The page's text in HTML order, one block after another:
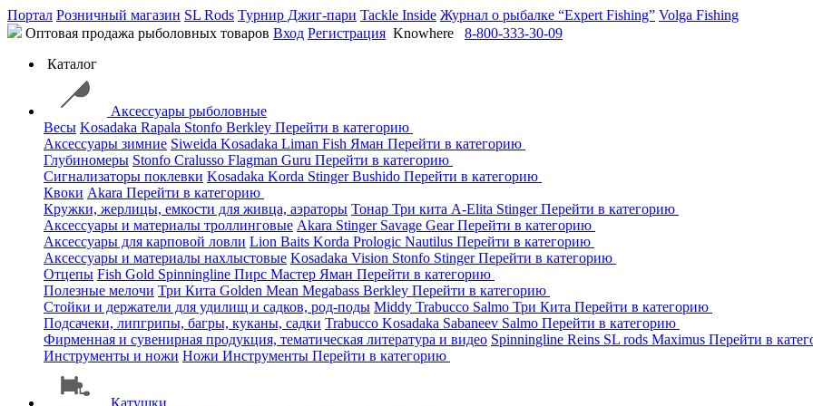
Портал Розничный магазин SL Rods Турнир Джиг-пари Tackle Inside Журнал о рыбалке “Expert Fishing” Volga Fishing
Оптовая продажа рыболовных товаров Вход Регистрация Knowhere
8-800-333-30-09
Каталог
Аксессуары рыболовные
Весы Kosadaka Rapala Stonfo Berkley Перейти в категорию
Аксессуары зимние Siweida Kosadaka Liman Fish Яман Перейти в категорию
Глубиномеры Stonfo Cralusso Flagman Guru Перейти в категорию
Сигнализаторы поклевки Kosadaka Korda StingerBushido Перейти в категорию
Квоки Akara Перейти в категорию
Кружки, жерлицы, емкости для живца, аэраторы Тонар Три кита A-Elita StingerПерейти в категорию
Аксессуары и материалы троллинговые Akara Stinger Savage GearПерейти в категорию
Аксессуары для карповой ловли Lion Baits Korda Prologic Nautilus Перейти в категорию
Аксессуары и материалы нахлыстовые Kosadaka Vision Stonfo StingerПерейти в категорию
Отцепы Fish Gold Spinningline Пирс Мастер Яман Перейти в категорию
Полезные мелочи Три Кита Golden Mean Megabass Berkley Перейти в категорию
Стойки и держатели для удилищ и садков, род-поды Middy Trabucco Salmo Три Кита Перейти в категорию
Подсачеки, липгрипы, багры, куканы, садки Trabucco Kosadaka Sabaneev Salmo Перейти в категорию
Фирменная и сувенирная продукция, тематическая литература и видео Spinningline Reins SL rods Maximus Перейти в
Инструменты и ножи Ножи Инструменты Перейти в категорию
Катушки